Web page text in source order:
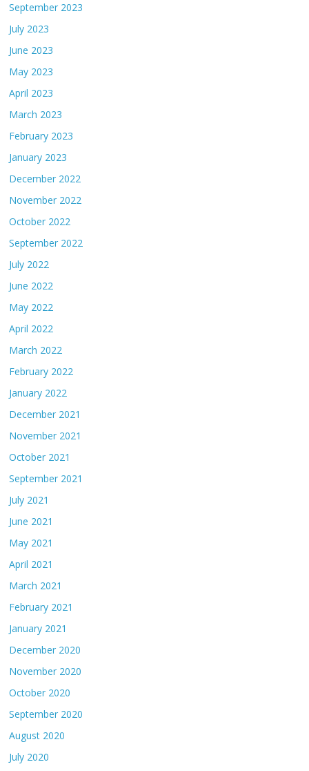
September 2023
July 2023
June 2023
May 2023
April 2023
March 2023
February 2023
January 2023
December 2022
November 2022
October 2022
September 2022
July 2022
June 2022
May 2022
April 2022
March 2022
February 2022
January 2022
December 2021
November 2021
October 2021
September 2021
July 2021
June 2021
May 2021
April 2021
March 2021
February 2021
January 2021
December 2020
November 2020
October 2020
September 2020
August 2020
July 2020